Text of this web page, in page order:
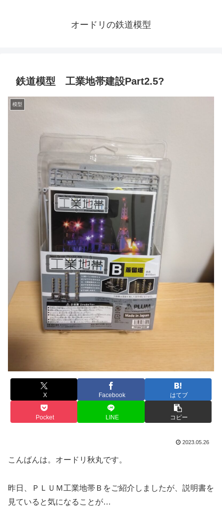
オードリの鉄道模型
鉄道模型 工業地帯建設Part2.5?
模型
X Facebook はてブ
Pocket LINE コピー
2023.05.26
こんばんは。オードリ秋丸です。
昨日、ＰＬＵＭ工業地帯Ｂをご紹介しましたが、説明書を
見ていると気になることが…